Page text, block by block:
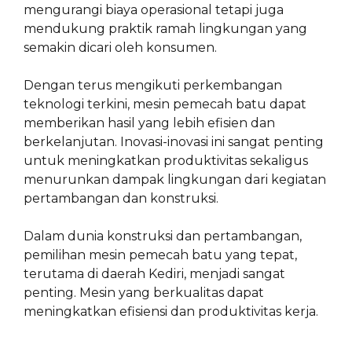
mengurangi biaya operasional tetapi juga
mendukung praktik ramah lingkungan yang
semakin dicari oleh konsumen.
Dengan terus mengikuti perkembangan
teknologi terkini, mesin pemecah batu dapat
memberikan hasil yang lebih efisien dan
berkelanjutan. Inovasi-inovasi ini sangat penting
untuk meningkatkan produktivitas sekaligus
menurunkan dampak lingkungan dari kegiatan
pertambangan dan konstruksi.
Dalam dunia konstruksi dan pertambangan,
pemilihan mesin pemecah batu yang tepat,
terutama di daerah Kediri, menjadi sangat
penting. Mesin yang berkualitas dapat
meningkatkan efisiensi dan produktivitas kerja.